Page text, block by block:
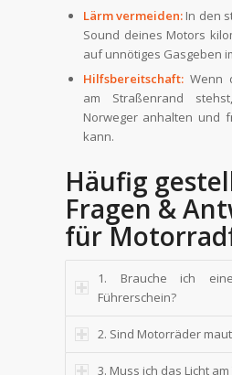
Lärm vermeiden: In den
Sound deines Motors
auf unnötiges Gasgeben
Hilfsbereitschaft:Wenn
am Straßenrand
Norweger anhalten und
kann.
Häufig
Fragen &
für
1. Brauche ich
Führerschein?
2. Sind Motorräder
3. Muss ich das Licht